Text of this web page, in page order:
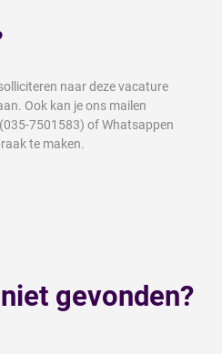
naar deze vacature
Ook kan je ons mailen
7501583) of Whatsappen
te maken.
gevonden?